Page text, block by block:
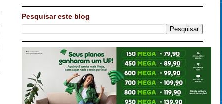
Pesquisar este blog